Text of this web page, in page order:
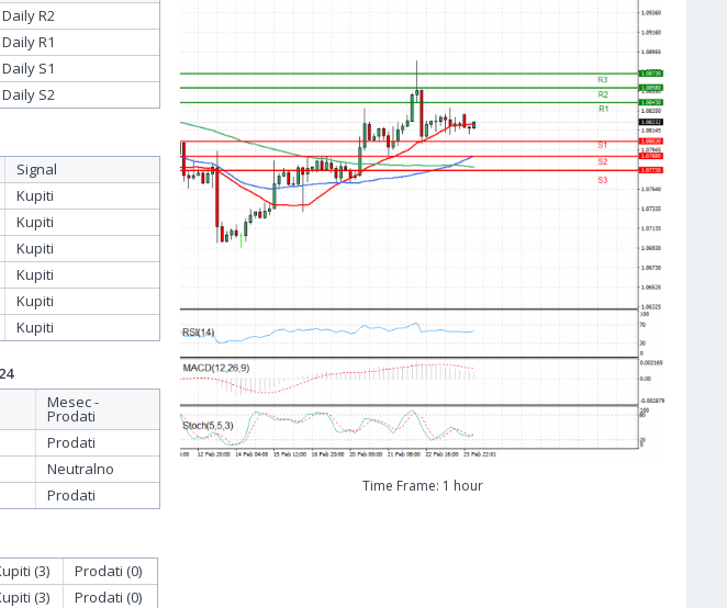
Time Frame: 1 hour
Daily R2
Daily R1
Daily S1
Daily S2
Signal
Kupiti
Kupiti
Kupiti
Kupiti
Kupiti
Kupiti
Mesec -
Prodati
Prodati
Neutralno
Prodati
(3)
Prodati (0)
(3) Prodati (0)